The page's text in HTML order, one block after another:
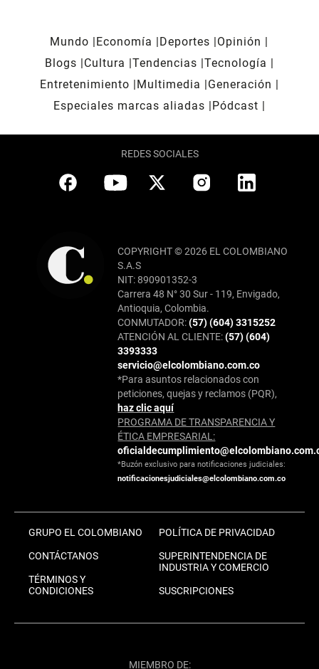
Mundo Economía Deportes
Opinión
Blogs
Cultura Tendencias Tecnología
Entretenimiento
Multimedia
Generación
Especiales marcas aliadas
Pódcast
REDES SOCIALES
COPYRIGHT © 2026 EL COLOMBIANO
S.A.S
NIT: 890901352-3
Carrera 48 N° 30 Sur - 119, Envigado,
Antioquia, Colombia.
CONMUTADOR:(57) (604) 3315252
ATENCIÓN AL CLIENTE:(57) (604)
3393333
servicio@elcolombiano.com.co
*Para asuntos relacionados con
peticiones, quejas y reclamos (PQR),
haz clic aquí
PROGRAMA DE TRANSPARENCIA Y
ÉTICA EMPRESARIAL:
*Buzón exclusivo para notificaciones judiciales:
notificacionesjudiciales@elcolombiano.com.co
GRUPO EL COLOMBIANO
CONTÁCTANOS
TÉRMINOS Y
CONDICIONES
POLÍTICA DE PRIVACIDAD
SUPERINTENDENCIA DE
INDUSTRIA Y COMERCIO
SUSCRIPCIONES
MIEMBRO DE: